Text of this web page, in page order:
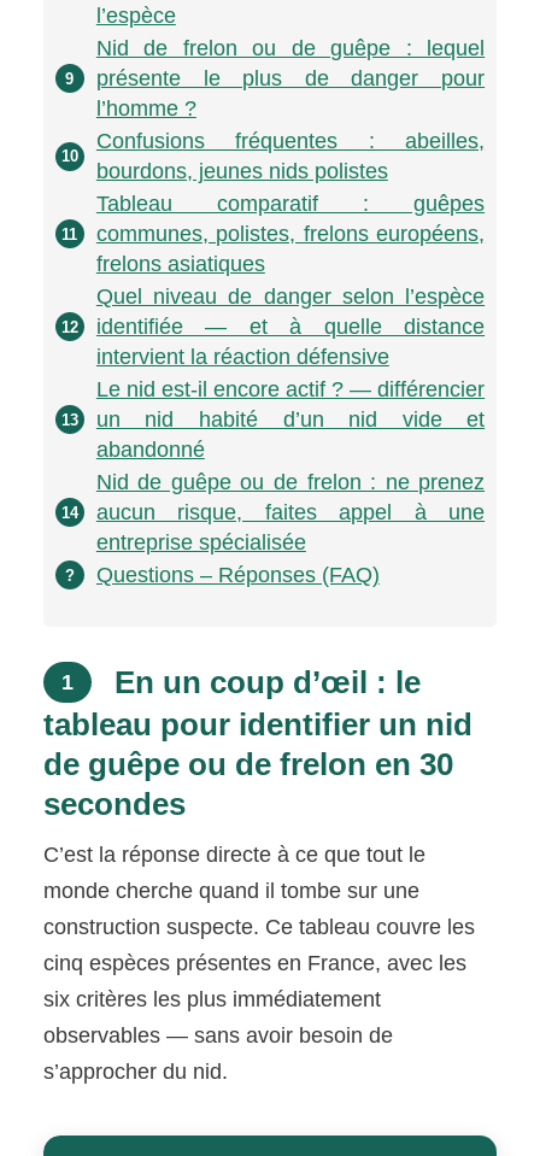
l’espèce
9
Nid de frelon ou de guêpe : lequel
présente le plus de danger pour
l’homme ?
10
Confusions fréquentes : abeilles,
bourdons, jeunes nids polistes
11
Tableau comparatif : guêpes
communes, polistes, frelons européens,
frelons asiatiques
12
Quel niveau de danger selon l’espèce
identifiée — et à quelle distance
intervient la réaction défensive
13
Le nid est-il encore actif ? — différencier
un nid habité d’un nid vide et
abandonné
14
Nid de guêpe ou de frelon : ne prenez
aucun risque, faites appel à une
entreprise spécialisée
? Questions – Réponses (FAQ)
1
En un coup d’œil : le
tableau pour identifier un nid
de guêpe ou de frelon en 30
secondes
C’est la réponse directe à ce que tout le
monde cherche quand il tombe sur une
construction suspecte. Ce tableau couvre les
cinq espèces présentes en France, avec les
six critères les plus immédiatement
observables — sans avoir besoin de
s’approcher du nid.